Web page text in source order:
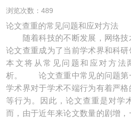
浏览次数：489
论文查重的常见问题和应对方法
随着科技的不断发展，网络技
论文查重成为了当前学术界和科研
本文将从常见问题和应对方法
析。 论文查重中常见的问题第
学术界对于学术不端行为有着严
等行为。因此，论文查重是对学
而，由于近年来论文数量的剧增